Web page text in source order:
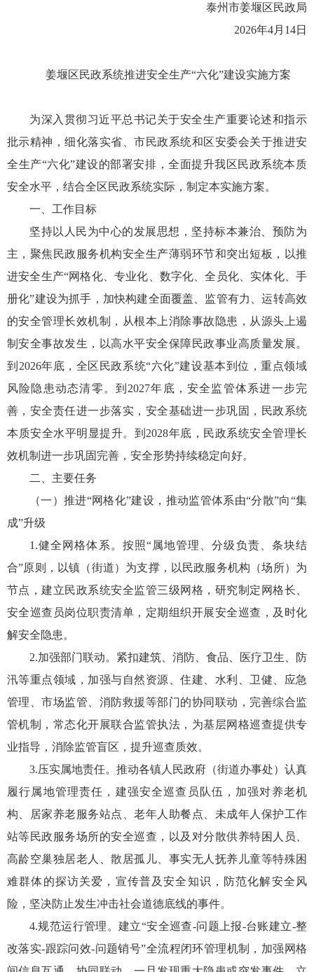
泰州市姜堰区民政局
2026年4月14日
姜堰区民政系统推进安全生产“六化”建设实施方案
为深入贯彻习近平总书记关于安全生产重要论述和指示
批示精神，细化落实省、市民政系统和区安委会关于推进安
全生产“六化”建设的部署安排，全面提升我区民政系统本质
安全水平，结合全区民政系统实际，制定本实施方案。
一、工作目标
坚持以人民为中心的发展思想，坚持标本兼治、预防为
主，聚焦民政服务机构安全生产薄弱环节和突出短板，以推
进安全生产“网格化、专业化、数字化、全员化、实体化、手
册化”建设为抓手，加快构建全面覆盖、监管有力、运转高效
的安全管理长效机制，从根本上消除事故隐患，从源头上遏
制安全事故发生，以高水平安全保障民政事业高质量发展。
到2026年底，全区民政系统“六化”建设基本到位，重点领域
风险隐患动态清零。到2027年底，安全监管体系进一步完
善，安全责任进一步落实，安全基础进一步巩固，民政系统
本质安全水平明显提升。到2028年底，民政系统安全管理长
效机制进一步巩固完善，安全形势持续稳定向好。
二、主要任务
（一）推进“网格化”建设，推动监管体系由“分散”向“集
成”升级
1.健全网格体系。按照“属地管理、分级负责、条块结
合”原则，以镇（街道）为支撑，以民政服务机构（场所）为
节点，建立民政系统安全监管三级网格，研究制定网格长、
安全巡查员岗位职责清单，定期组织开展安全巡查，及时化
解安全隐患。
2.加强部门联动。紧扣建筑、消防、食品、医疗卫生、防
汛等重点领域，加强与自然资源、住建、水利、卫健、应急
管理、市场监管、消防救援等部门的协同联动，完善综合监
管机制，常态化开展联合监管执法，为基层网格巡查提供专
业指导，消除监管盲区，提升巡查质效。
3.压实属地责任。推动各镇人民政府（街道办事处）认真
履行属地管理责任，建强安全巡查员队伍，加强对养老机
构、居家养老服务站点、老年人助餐点、未成年人保护工作
站等民政服务场所的安全巡查，以及对分散供养特困人员、
高龄空巢独居老人、散居孤儿、事实无人抚养儿童等特殊困
难群体的探访关爱，宣传普及安全知识，防范化解安全风
险，坚决防止发生冲击社会道德底线的事件。
4.规范运行管理。建立“安全巡查-问题上报-台账建立-整
改落实-跟踪问效-问题销号”全流程闭环管理机制，加强网格